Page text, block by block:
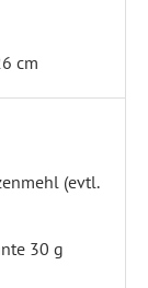
cm
(evtl.
30 g